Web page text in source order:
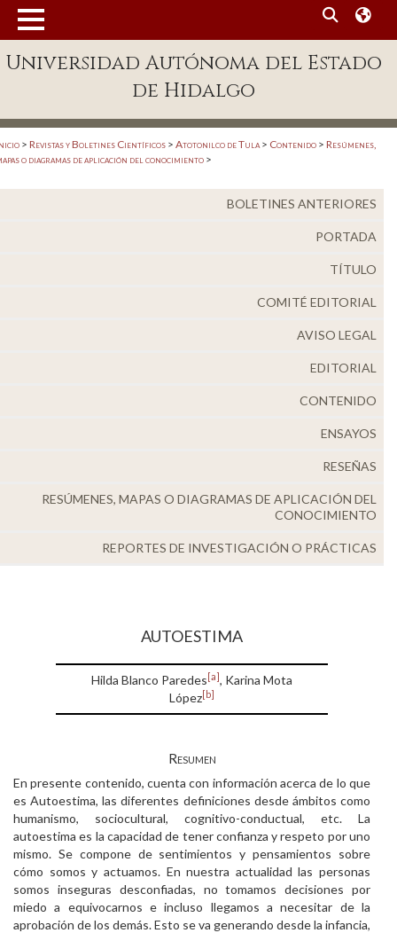
Enlaces
Directorio
Defensor Universitario
Patronato
Universidad Autónoma del Estado
de Hidalgo
> Revistas y Boletines Científicos > Atotonilco de Tula> Contenido > Resúmenes,
o diagramas de aplicación del conocimiento >
BOLETINES ANTERIORES
PORTADA
TÍTULO
COMITÉ EDITORIAL
AVISO LEGAL
EDITORIAL
CONTENIDO
ENSAYOS
RESEÑAS
RESÚMENES, MAPAS O DIAGRAMAS DE APLICACIÓN DEL
CONOCIMIENTO
REPORTES DE INVESTIGACIÓN O PRÁCTICAS
AUTOESTIMA
Hilda Blanco Paredes [a], Karina Mota
López[b]
Resumen
En presente contenido, cuenta con información acerca de lo que
es Autoestima, las diferentes definiciones desde ámbitos como
humanismo, sociocultural, cognitivo-conductual, etc. La
autoestima es la capacidad de tener confianza y respeto por uno
mismo. Se compone de sentimientos y pensamientos sobre
cómo somos y actuamos. En nuestra actualidad las personas
somos inseguras desconfiadas, no tomamos decisiones por
miedo a equivocarnos e incluso llegamos a necesitar de la
aprobación de los demás. Esto se va generando desde la infancia,